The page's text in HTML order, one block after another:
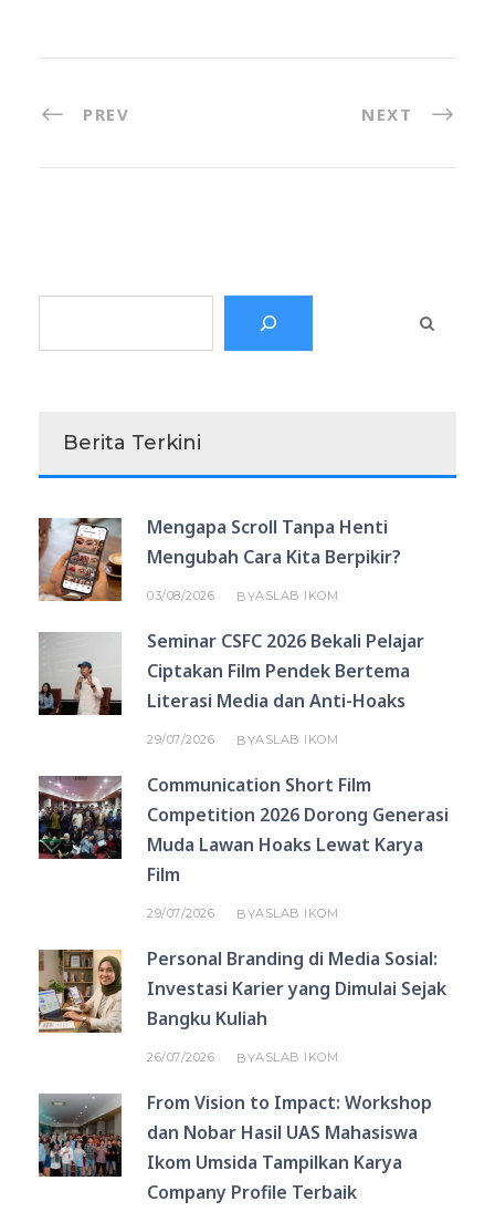
PREV NEXT
Berita Terkini
Mengapa Scroll Tanpa Henti
Mengubah Cara Kita Berpikir?
03/08/2026 BYASLAB IKOM
Seminar CSFC 2026 Bekali Pelajar
Ciptakan Film Pendek Bertema
Literasi Media dan Anti-Hoaks
29/07/2026 BYASLAB IKOM
Communication Short Film
Competition 2026 Dorong Generasi
Muda Lawan Hoaks Lewat Karya
Film
29/07/2026 BYASLAB IKOM
Personal Branding di Media Sosial:
Investasi Karier yang Dimulai Sejak
Bangku Kuliah
26/07/2026 BYASLAB IKOM
From Vision to Impact: Workshop
dan Nobar Hasil UAS Mahasiswa
Ikom Umsida Tampilkan Karya
Company Profile Terbaik